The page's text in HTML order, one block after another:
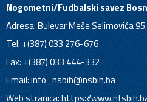
Nogometni/Fudbalski savez
Adresa: Bulevar Meše Selimovića
Tel: +(387) 033 276-676
Fax: +(387) 033 444-332
Email:info_nsbih@nsbih.ba
Web stranica: https://